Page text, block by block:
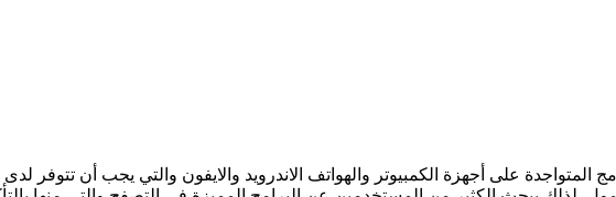
المتواجدة على أجهزة الكمبيوتر والهواتف الاندرويد والايفون والتي يجب أن